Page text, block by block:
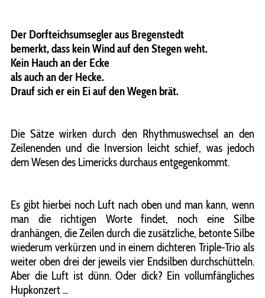
Der Dorfteichsumsegler aus Bregenstedt
bemerkt, dass kein Wind auf den Stegen weht.
Kein Hauch an der Ecke
als auch an der Hecke.
Drauf sich er ein Ei auf den Wegen brät.
Die Sätze wirken durch den Rhythmuswechsel an den
Zeilenenden und die Inversion leicht schief, was jedoch
dem Wesen des Limericks durchaus entgegenkommt.
Es gibt hierbei noch Luft nach oben und man kann, wenn
man die richtigen Worte findet, noch eine Silbe
dranhängen, die Zeilen durch die zusätzliche, betonte Silbe
wiederum verkürzen und in einem dichteren Triple-Trio als
weiter oben drei der jeweils vier Endsilben durchschütteln.
Aber die Luft ist dünn. Oder dick? Ein vollumfängliches
Hupkonzert ...